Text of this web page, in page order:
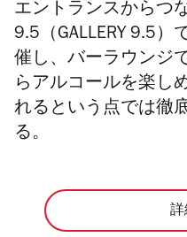
エントランスからつ
9.5（GALLERY 9.5）
催し、バーラウンジ
らアルコールを楽し
れるという点では徹
る。
詳